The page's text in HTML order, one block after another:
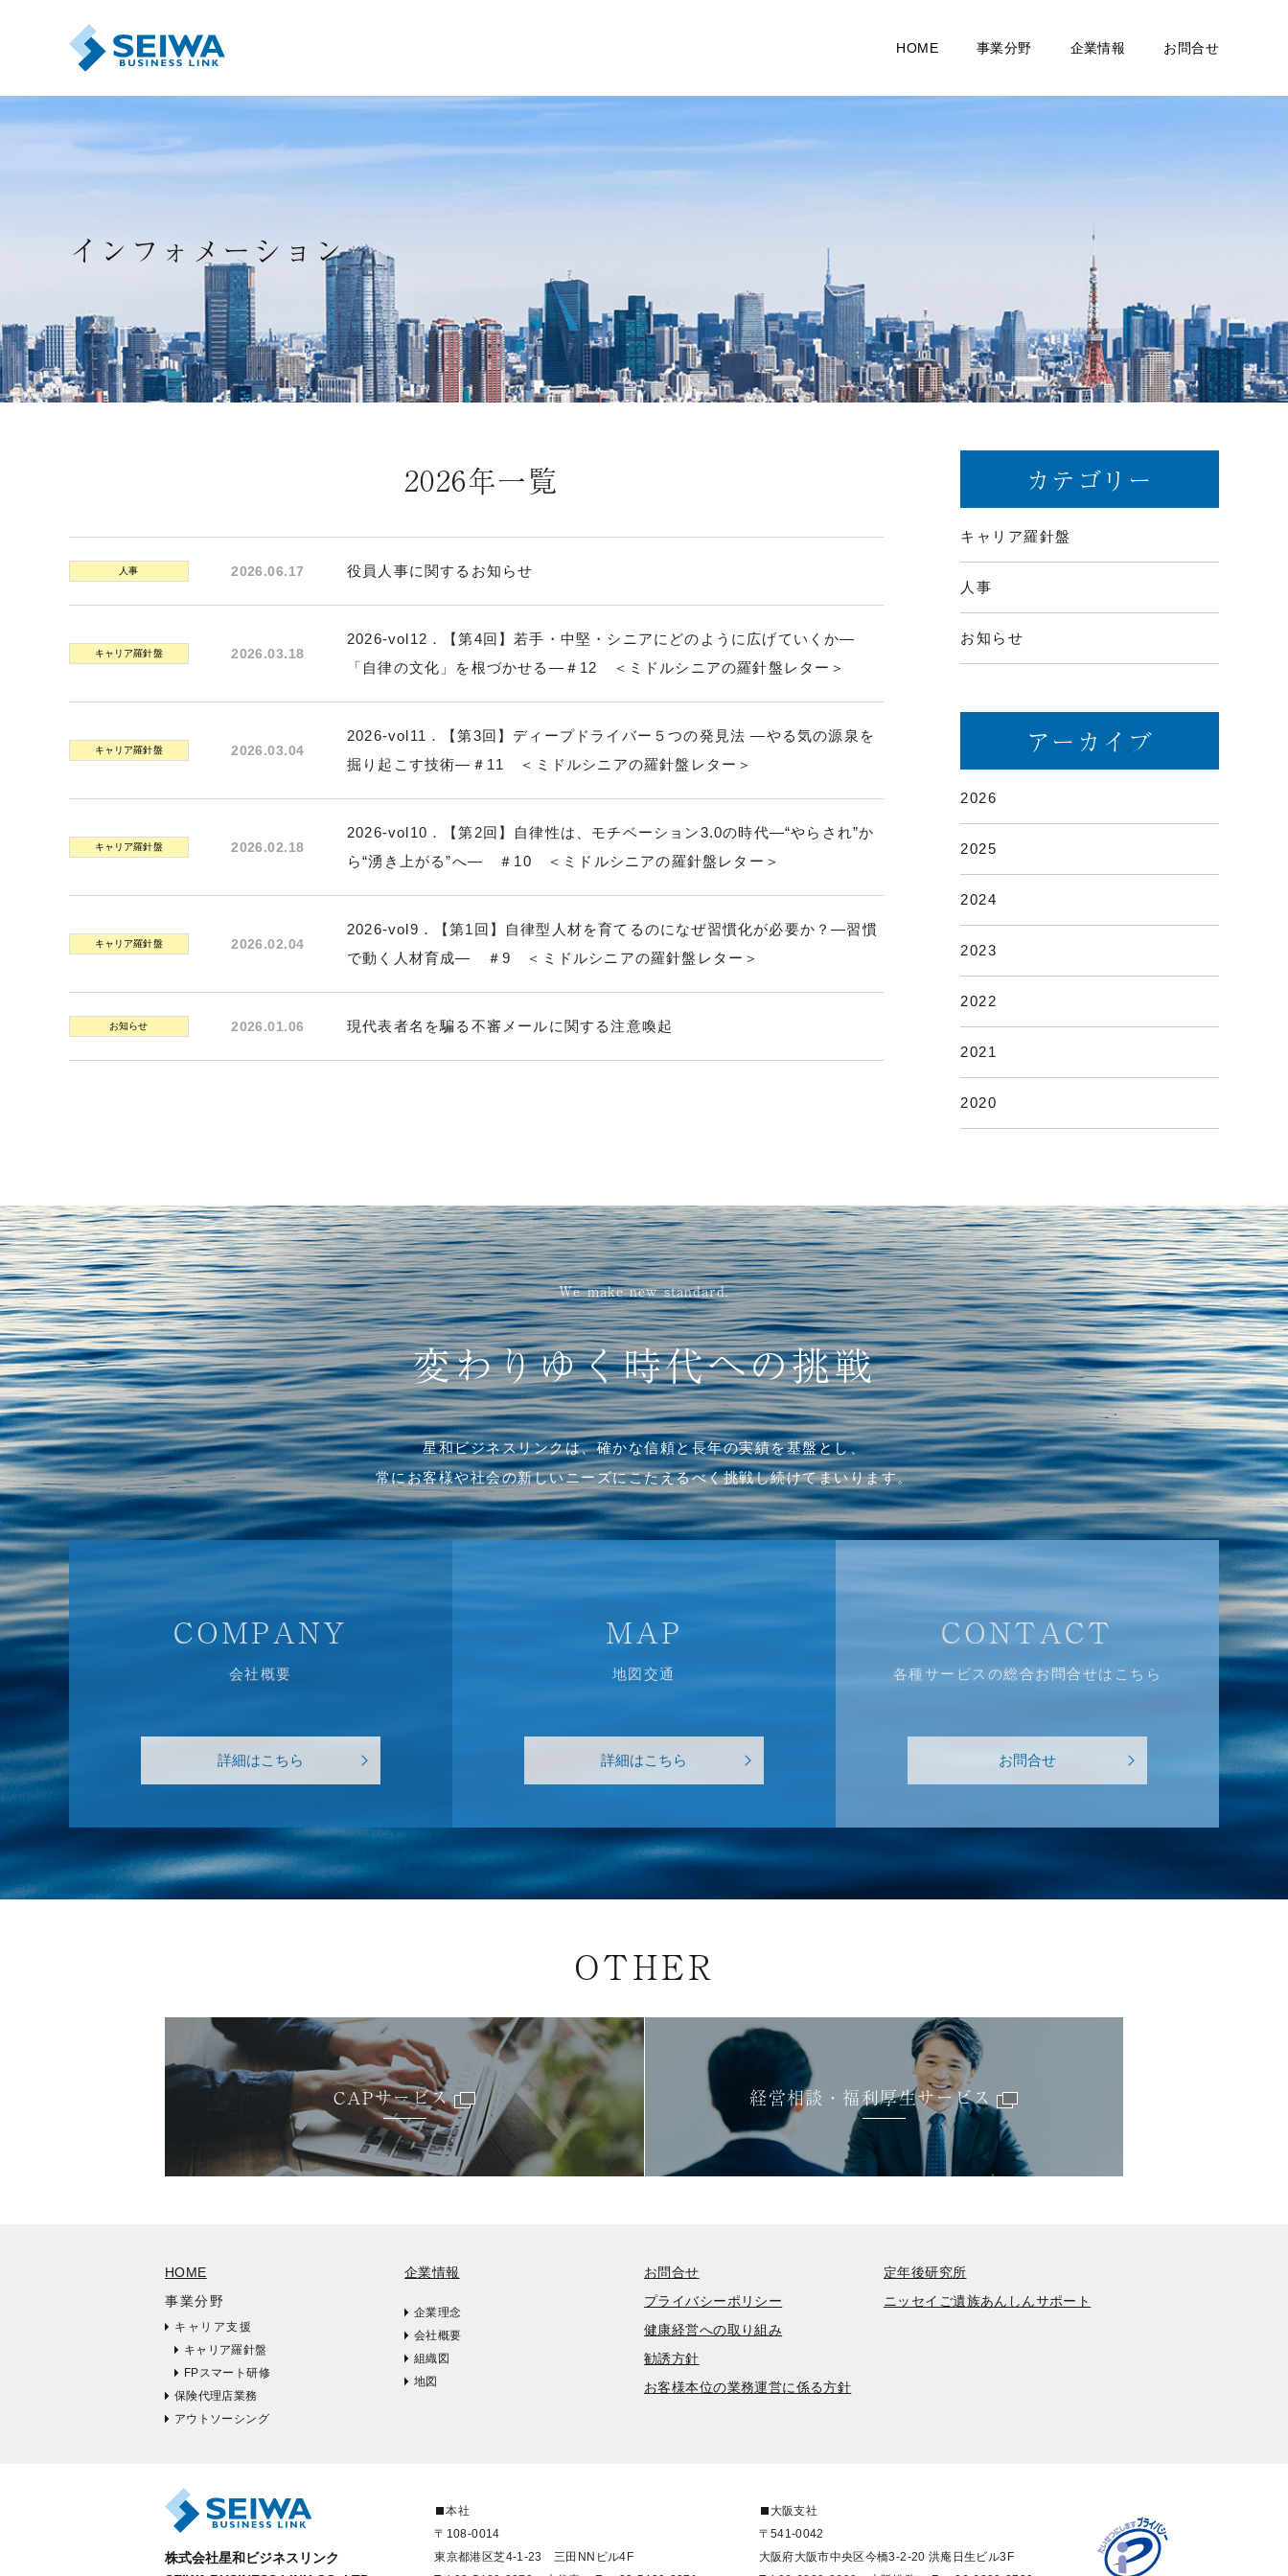
HOME 事業分野
研修プログラム 企業情報 お問合せ
インフォメーション
2026年一覧
人事 2026.06.17 役員人事に関するお知らせ
キャリア羅針盤 2026.03.18
2026-vol12．【第4回】若手・中堅・シニアにどのように広げていくか―
「自律の文化」を根づかせる―＃12 ＜ミドルシニアの羅針盤レター＞
キャリア羅針盤 2026.03.04
2026-vol11．【第3回】ディープドライバー５つの発見法 ―やる気の源泉を
掘り起こす技術―＃11 ＜ミドルシニアの羅針盤レター＞
キャリア羅針盤 2026.02.18
2026-vol10．【第2回】自律性は、モチベーション3.0の時代―“やらされ”か
ら“湧き上がる”へ― ＃10 ＜ミドルシニアの羅針盤レター＞
キャリア羅針盤 2026.02.04
2026-vol9．【第1回】自律型人材を育てるのになぜ習慣化が必要か？―習慣
で動く人材育成― ＃9 ＜ミドルシニアの羅針盤レター＞
お知らせ 2026.01.06 現代表者名を騙る不審メールに関する注意喚起
カテゴリー
キャリア羅針盤
人事
お知らせ
アーカイブ
2026
2025
2024
2023
2022
2021
2020
We make new standard.
変わりゆく時代への挑戦
星和ビジネスリンクは、確かな信頼と長年の実績を基盤とし、
常にお客様や社会の新しいニーズにこたえるべく挑戦し続けてまいります。
COMPANY
会社概要
詳細はこちら
MAP
地図交通
詳細はこちら
CONTACT
各種サービスの総合お問合せはこちら
お問合せ
OTHER
CAPサービス 経営相談・福利厚生サービス
HOME
事業分野
キャリア支援
キャリア羅針盤
FPスマート研修
保険代理店業務
アウトソーシング
企業情報
企業理念
会社概要
組織図
地図
お問合せ
プライバシーポリシー
健康経営への取り組み
勧誘方針
お客様本位の業務運営に係る方針
定年後研究所
ニッセイご遺族あんしんサポート
株式会社星和ビジネスリンク
本社
〒108-0014
東京都港区芝4-1-23 三田NNビル4F
大阪支社
〒541-0042
大阪府大阪市中央区今橋3-2-20 洪庵日生ビル3F